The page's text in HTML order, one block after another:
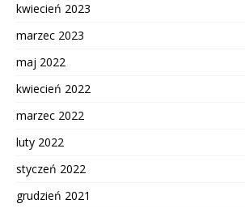
kwiecień 2023
marzec 2023
maj 2022
kwiecień 2022
marzec 2022
luty 2022
styczeń 2022
grudzień 2021